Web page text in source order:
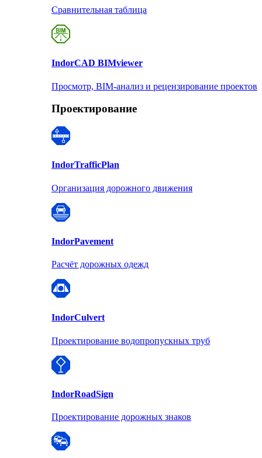
Сравнительная таблица
IndorCAD BIMviewer
Просмотр, BIM-анализ и рецензирование проектов
Проектирование
IndorTrafficPlan
Организация дорожного движения
IndorPavement
Расчёт дорожных одежд
IndorCulvert
Проектирование водопропускных труб
IndorRoadSign
Проектирование дорожных знаков